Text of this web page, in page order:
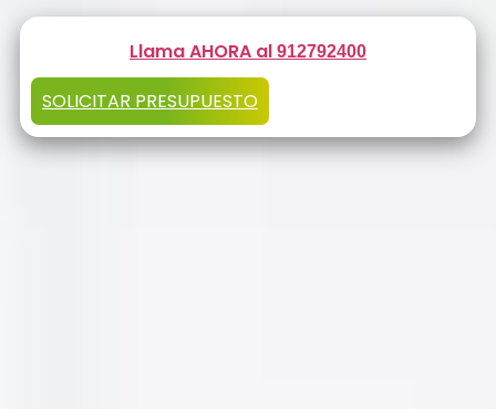
Llama AHORA al 912792400
SOLICITAR PRESUPUESTO